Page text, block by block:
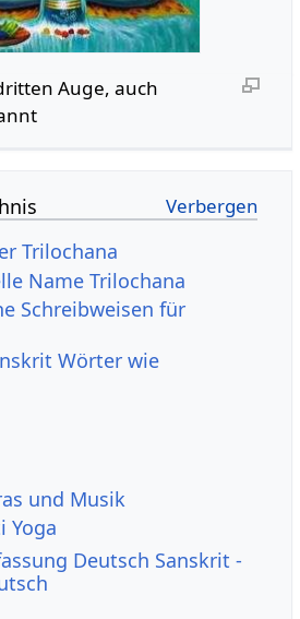
Auge, auch
Trilochana
Name Trilochana
Schreibweisen für
Wörter wie
und Musik
Yoga
Deutsch Sanskrit -